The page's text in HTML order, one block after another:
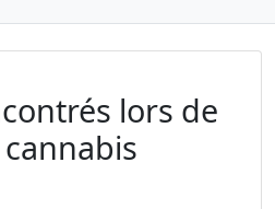
lors de